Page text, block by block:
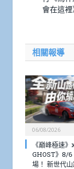
會在這
相關報導
06/08/2026
《巔峰極速
GHOST》8/6
場！ 新世代